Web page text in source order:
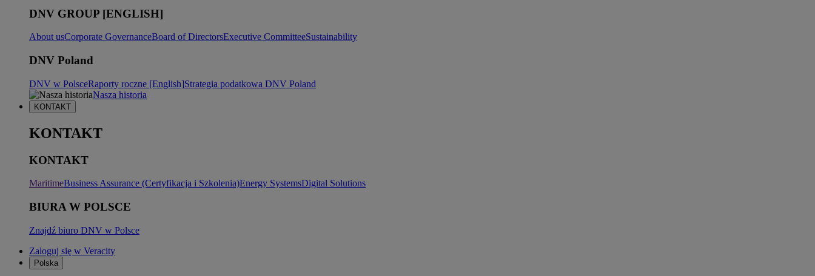
DNV GROUP [ENGLISH]
About usCorporate GovernanceBoard of DirectorsExecutive CommitteeSustainability
DNV Poland
DNV w PolsceRaporty roczne [English]Strategia podatkowa DNV Poland
Nasza historia
KONTAKT
KONTAKT
KONTAKT
MaritimeBusiness Assurance (Certyfikacja i Szkolenia)Energy SystemsDigital Solutions
BIURA W POLSCE
Znajdź biuro DNV w Polsce
Zaloguj się w Veracity
Polska